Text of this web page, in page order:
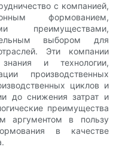
с компанией,
формованием,
преимуществами,
выбором для
Эти компании
и технологии,
производственных
циклов и
до снижения затрат и
преимущества
аргументом в пользу
в качестве